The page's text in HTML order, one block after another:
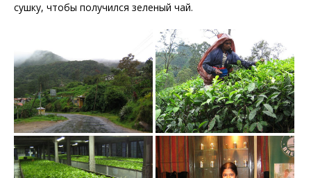
сушку, чтобы получился зеленый чай.